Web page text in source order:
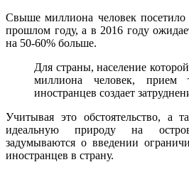
Свыше миллиона человек посетило
прошлом году, а в 2016 году
на 50-60% больше.
Для страны, население
миллиона человек, прием
иностранцев создает
Учитывая это обстоятельство, а
идеальную природу на
задумываются о введении
иностранцев в страну.